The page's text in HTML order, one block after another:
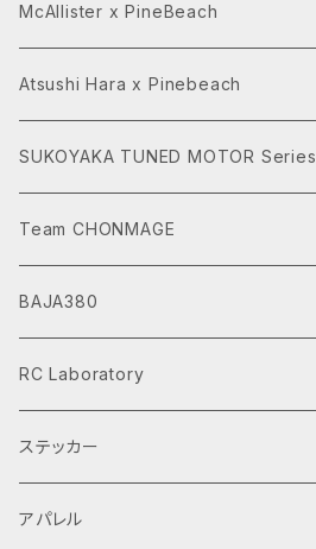
McAllister x PineBeach
Atsushi Hara x Pinebeach
SUKOYAKA TUNED MOTOR Series
Team CHONMAGE
BAJA380
RC Laboratory
ステッカー
アパレル